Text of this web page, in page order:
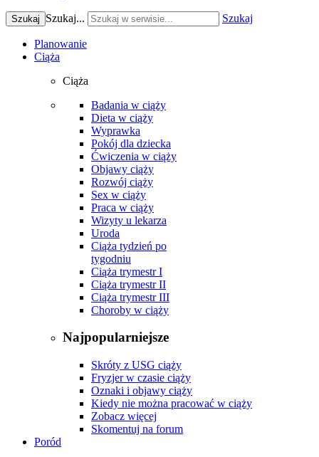
Szukaj Szukaj... Szukaj
Planowanie
Ciąża
Ciąża
Badania w ciąży
Dieta w ciąży
Wyprawka
Pokój dla dziecka
Ćwiczenia w ciąży
Objawy ciąży
Rozwój ciąży
Sex w ciąży
Praca w ciąży
Wizyty u lekarza
Uroda
Ciąża tydzień po
tygodniu
Ciąża trymestr I
Ciąża trymestr II
Ciąża trymestr III
Choroby w ciąży
Najpopularniejsze
Skróty z USG ciąży
Fryzjer w czasie ciąży
Oznaki i objawy ciąży
Kiedy nie można pracować w ciąży
Zobacz więcej
Skomentuj na forum
Poród